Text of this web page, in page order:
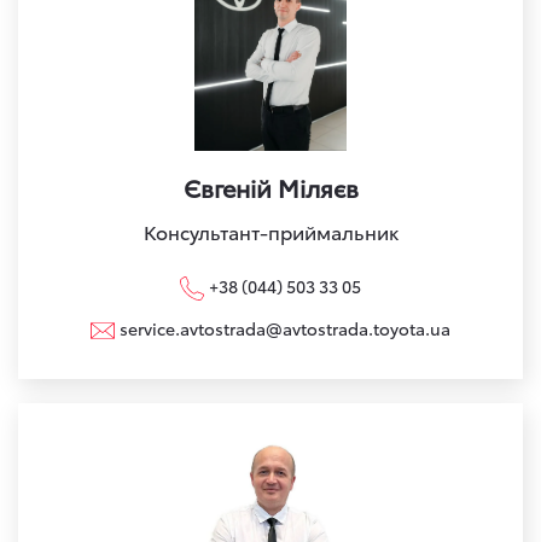
Євгеній Міляєв
Консультант-приймальник
+38 (044) 503 33 05
service.avtostrada@avtostrada.toyota.ua